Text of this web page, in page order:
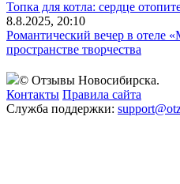
Топка для котла: сердце
8.8.2025, 20:10
Романтический вечер в отеле
пространстве творчества
© Отзывы Новосибирска.
Контакты Правила сайта
Служба поддержки: